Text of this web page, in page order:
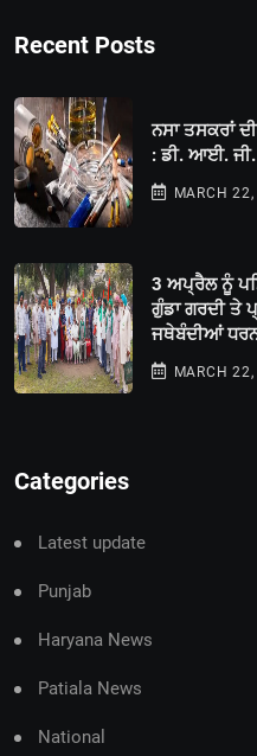
Recent Posts
ਨਸਾ ਤਸਕਰਾਂ
: ਡੀ. ਆਈ.
MARCH
3 ਅਪ੍ਰੈਲ ਨੂੰ
ਗੁੰਡਾ ਗਰਦੀ ਤੇ
ਜਥੇਬੰਦੀਆਂ
MARCH
Categories
Latest update
Punjab
Haryana News
Patiala News
National